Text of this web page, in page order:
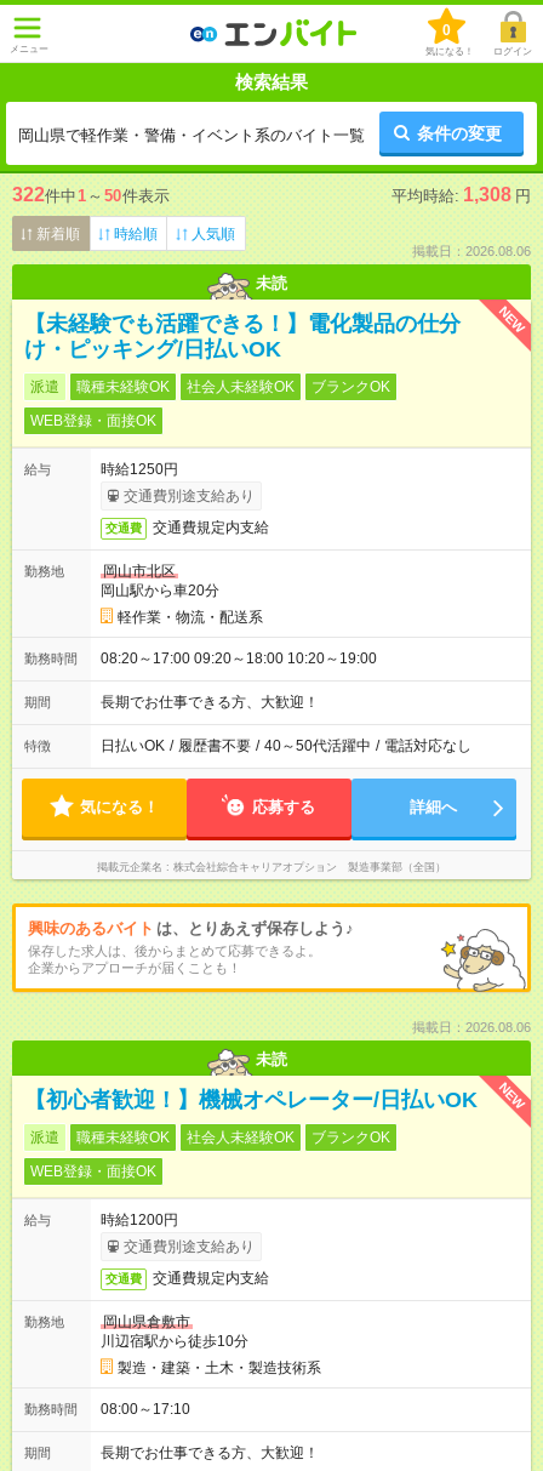
メニュー
0
気になる！ ログイン
検索結果
岡山県で軽作業・警備・イベント系のバイト一覧 条件の変更
322件中1 ～ 50件表示 平均時給: 1,308 円
新着順 時給順 人気順
掲載日：2026.08.06
未読
NEW
【未経験でも活躍できる！】電化製品の仕分
け・ピッキング/日払いOK
派遣 職種未経験OK 社会人未経験OK
ブランクOK
WEB登録・面接OK
給与
時給1250円
交通費別途支給あり
交通費 交通費規定内支給
勤務地
岡山市北区
岡山駅から車20分
軽作業・物流・配送系
勤務時間 08:20～17:00 09:20～18:00 10:20～19:00
期間 長期でお仕事できる方、大歓迎！
特徴 日払いOK / 履歴書不要 / 40～50代活躍中 / 電話対応なし
気になる！ 応募する 詳細へ
掲載元企業名 株式会社綜合キャリアオプション 製造事業部（全国）
興味のあるバイト は、とりあえず保存しよう♪
保存した求人は、後からまとめて応募できるよ。
企業からアプローチが届くことも！
掲載日：2026.08.06
未読
NEW
【初心者歓迎！】機械オペレーター/日払いOK
派遣 職種未経験OK 社会人未経験OK
ブランクOK
WEB登録・面接OK
給与
時給1200円
交通費別途支給あり
交通費 交通費規定内支給
勤務地
岡山県倉敷市
川辺宿駅から徒歩10分
製造・建築・土木・製造技術系
勤務時間 08:00～17:10
期間 長期でお仕事できる方、大歓迎！